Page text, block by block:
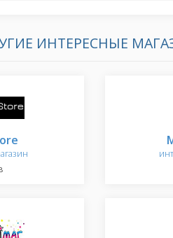
ИНТЕРЕСНЫЕ